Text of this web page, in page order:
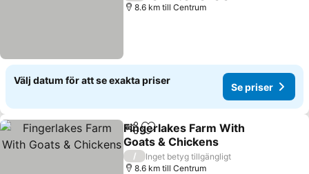
8.6 km till Centrum
Välj datum för att se exakta priser
Se priser
Dela Lägg till i Mina Favoriter
Fingerlakes Farm With
Goats & Chickens
/
Inget betyg tillgängligt
8.6 km till Centrum